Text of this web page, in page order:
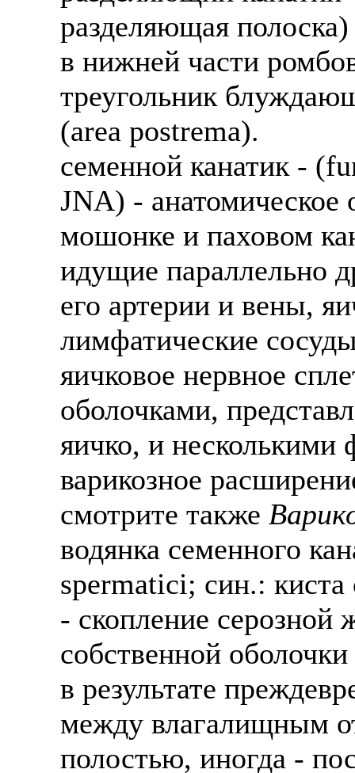
разделяющая
в нижней части
треугольник
(area postrema).
семенной канатик -
JNA) - анатомическое
мошонке и паховом
идущие параллельно
его артерии и вены,
лимфатические
яичковое нервное
оболочками,
яичко, и несколькими
варикозное
смотрите также
водянка семенного
spermatici; син.: киста
- скопление
собственной
в результате
между влагалищным
полостью, иногда -